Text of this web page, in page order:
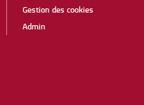
Gestion des cookies
Admin